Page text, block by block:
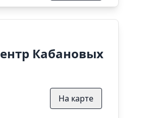
Кабановых
На карте